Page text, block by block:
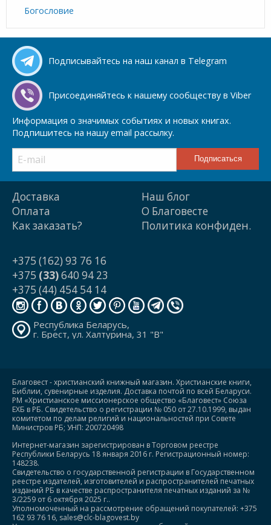
Богословие
Подписывайтесь на наш канал в Telegram
Присоединяйтесь к нашему сообществу в Viber
Информация о значимых событиях и новых книгах.
Подпишитесь на нашу email рассылку.
Доставка
Оплата
Как заказать?
Наш блог
О Благовесте
Политика конфиден.
+375 (162) 93 76 16
+375 (33)640 94 23
+375 (44) 454 54 14
Республика Беларусь,
г. Брест, ул. Халтурина, 31 "В"
Благовест - христианский книжный магазин. Христианские книги,
Библии, сувенирные изделия. Доставка почтой по всей Беларуси.
РМ «Христианское миссионерское общество «Благовест» Союза
ЕХБ в РБ. Свидетельство о регистрации № 050 от 27.10.1999, выдан
комитетом по делам религий и национальностей при Совете
Министров РБ; УНП: 200720498
Интернет-магазин зарегистрирован в Торговом реестре
Республики Беларусь 18 января 2016 г. Регистрационный номер:
148238.
Свидетельство о государственной регистрации в Государственном
реестре издателей, изготовителей и распространителей печатных
изданий РБ в качестве распространителя печатных изданий за №
3/2259 от 6 октября 2025 г..
Уполномоченный на рассмотрение обращений покупателей: +375
162 93 76 16, sales@clc-blagovest.by